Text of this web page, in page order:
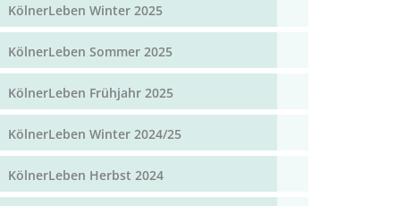
KölnerLeben Winter 2025
KölnerLeben Sommer 2025
KölnerLeben Frühjahr 2025
KölnerLeben Winter 2024/25
KölnerLeben Herbst 2024